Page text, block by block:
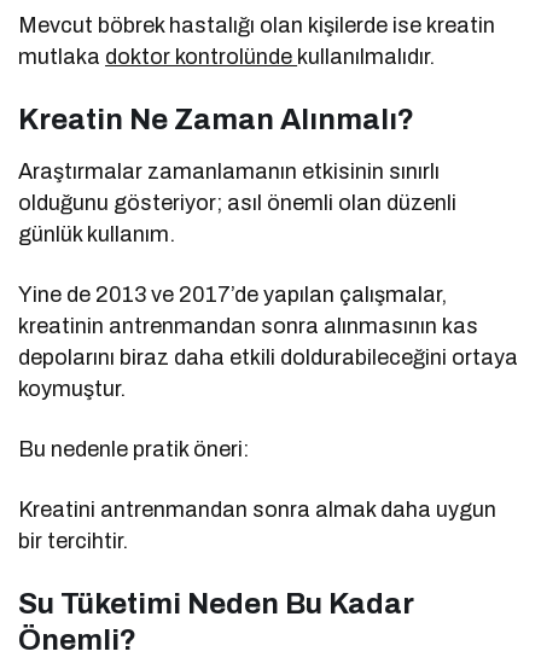
Mevcut böbrek hastalığı olan kişilerde ise kreatin
mutlaka doktor kontrolünde kullanılmalıdır.
Kreatin Ne Zaman Alınmalı?
Araştırmalar zamanlamanın etkisinin sınırlı
olduğunu gösteriyor; asıl önemli olan düzenli
günlük kullanım.
Yine de 2013 ve 2017’de yapılan çalışmalar,
kreatinin antrenmandan sonra alınmasının kas
depolarını biraz daha etkili doldurabileceğini ortaya
koymuştur.
Bu nedenle pratik öneri:
Kreatini antrenmandan sonra almak daha uygun
bir tercihtir.
Su Tüketimi Neden Bu Kadar
Önemli?